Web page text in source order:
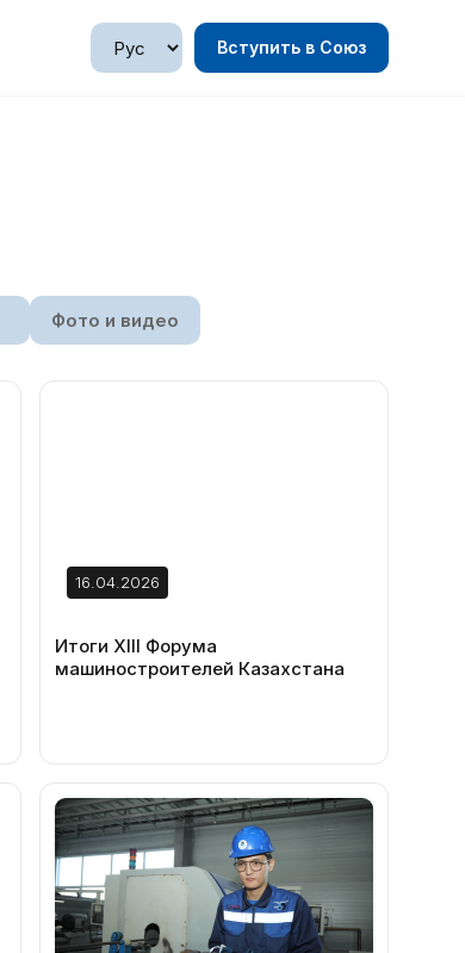
Вступить в Союз
Фото и видео
16.04.2026
Итоги XIII Форума
машиностроителей Казахстана